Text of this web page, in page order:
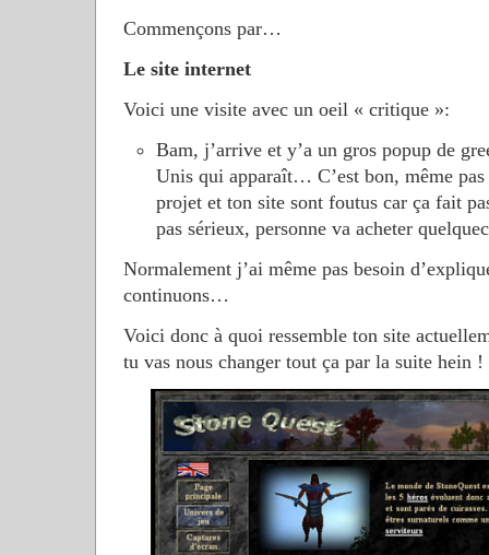
Commençons par…
Le site internet
Voici une visite avec un oeil « critique »:
Bam, j’arrive et y’a un gros popup de
Unis qui apparaît… C’est bon, même
projet et ton site sont foutus car ça fait
pas sérieux, personne va acheter
Normalement j’ai même pas besoin
continuons…
Voici donc à quoi ressemble ton site
tu vas nous changer tout ça par la suite hein !